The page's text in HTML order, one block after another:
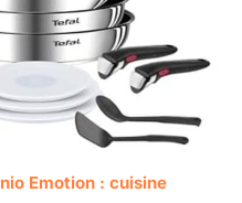
Emotion : cuisine